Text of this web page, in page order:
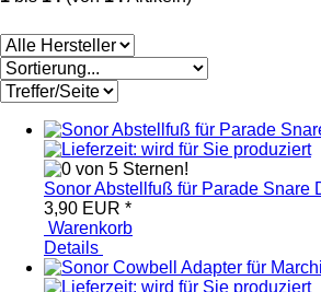
Sonor Abstellfuß für Parade Snare
3,90 EUR *
Warenkorb
Details